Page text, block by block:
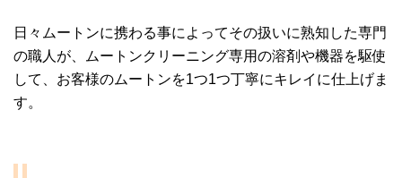
日々ムートンに携わる事によってその扱いに熟知した専門
の職人が、ムートンクリーニング専用の溶剤や機器を駆使
して、お客様のムートンを1つ1つ丁寧にキレイに仕上げま
す。